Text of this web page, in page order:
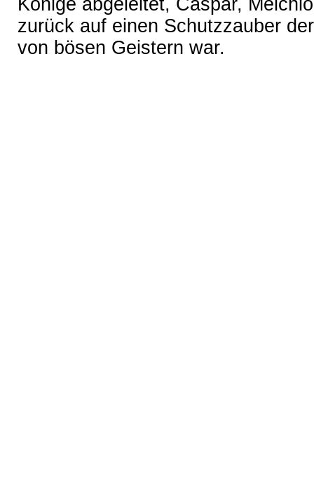
Könige abgeleitet, Caspar,
zurück auf einen Schutzzauber
von bösen Geistern war.